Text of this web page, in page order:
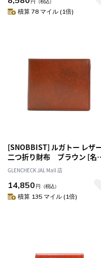
円 （税込）
積算 78 マイル (1倍)
[SNOBBIST] ルガトー レザ
二つ折り財布 ブラウン [名
れ無料][オススメ対象]
GLENCHECK JAL Mall 店
14,850 円 （税込）
積算 135 マイル (1倍)